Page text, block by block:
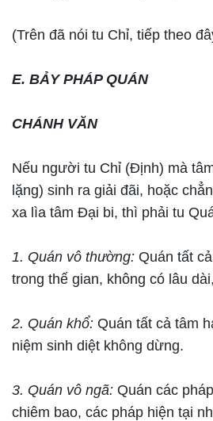
(Trên đã nói tu Chỉ, tiếp theo
E. BẢY PHÁP QUÁN
CHÁNH VĂN
Nếu người tu Chỉ (Định) mà
lặng) sinh ra giải đãi, hoặc
xa lìa tâm Đại bi, thì phải tu
1. Quán vô thường: Quán tất
trong thế gian, không có lâu
2. Quán khổ: Quán tất cả tâm
niệm sinh diệt không dừng.
3. Quán vô ngã: Quán các
chiêm bao, các pháp hiện tại